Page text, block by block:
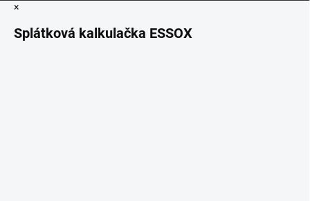
×
Splátková kalkulačka ESSOX